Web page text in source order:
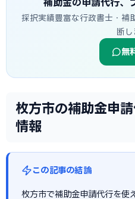
補助金の申請代行、
採択実績豊富な行政書士・補
断
無
枚方市の補助金申
情報
この記事の結論
枚方市で補助金申請代行を使